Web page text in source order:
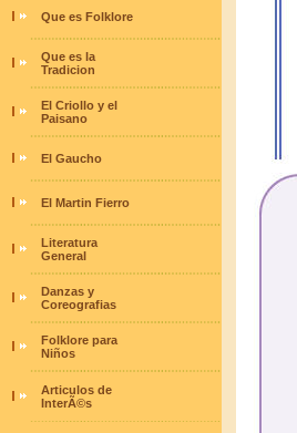
Que es Folklore
Que es la
Tradicion
El Criollo y el
Paisano
El Gaucho
El Martin Fierro
Literatura
General
Danzas y
Coreografias
Folklore para
Niños
Articulos de
InterÃ©s